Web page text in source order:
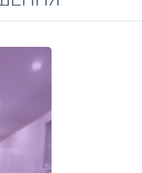
квартир, домов,